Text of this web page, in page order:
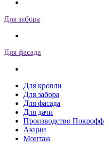
Для забора
Для фасада
Для кровли
Для забора
Для фасада
Для дачи
Производство Покрофф
Акции
Монтаж